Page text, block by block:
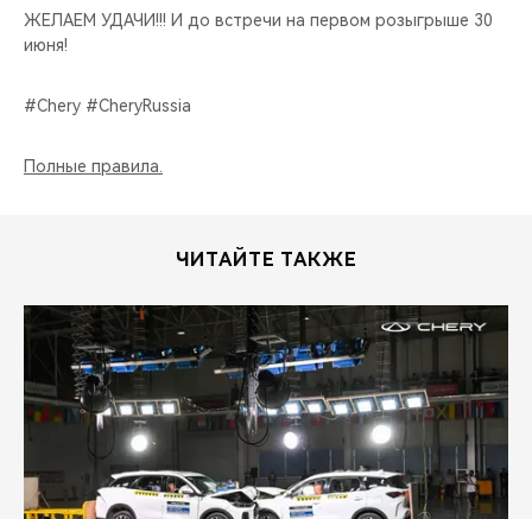
ЖЕЛАЕМ УДАЧИ!!! И до встречи на первом розыгрыше 30
июня!
#Chery #CheryRussia
Полные правила.
ЧИТАЙТЕ ТАКЖЕ